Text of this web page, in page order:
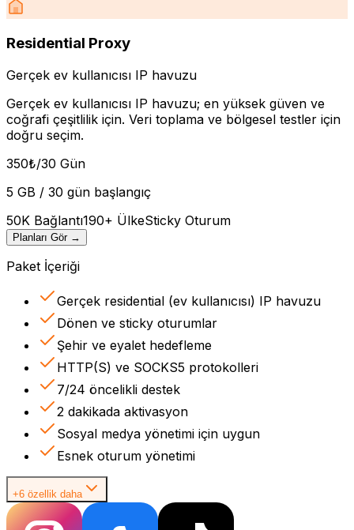
Residential Proxy
Gerçek ev kullanıcısı IP havuzu
Gerçek ev kullanıcısı IP havuzu; en yüksek güven ve
coğrafi çeşitlilik için. Veri toplama ve bölgesel testler için
doğru seçim.
350₺/30 Gün
5 GB / 30 gün başlangıç
50K Bağlantı190+ ÜlkeSticky Oturum
Planları Gör →
Paket İçeriği
Gerçek residential (ev kullanıcısı) IP havuzu
Dönen ve sticky oturumlar
Şehir ve eyalet hedefleme
HTTP(S) ve SOCKS5 protokolleri
7/24 öncelikli destek
2 dakikada aktivasyon
Sosyal medya yönetimi için uygun
Esnek oturum yönetimi
+6 özellik daha